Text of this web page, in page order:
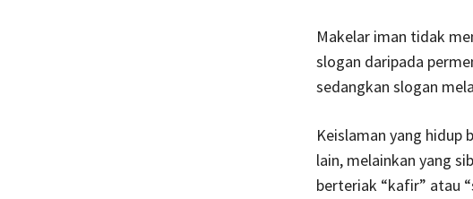
Makelar iman tidak
slogan daripada
sedangkan slogan
Keislaman yang hidup
lain, melainkan yang
berteriak “kafir” atau